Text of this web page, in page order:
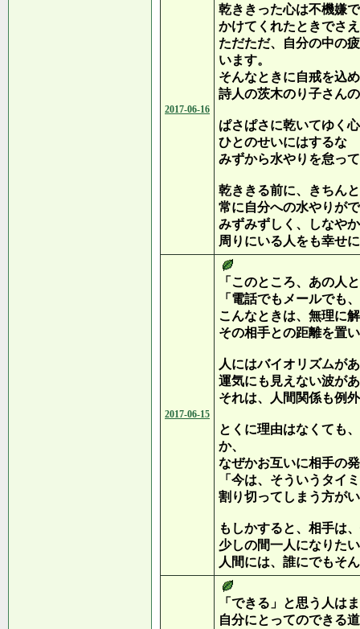
2017-06-16
乾ききった心は不機嫌
かけてくれたときでさ
ただただ、自分の中の
います。
そんなときに自戒を込
詩人の茨木のり子さん
ぱさぱさに乾いてゆく
ひとのせいにはするな
みずから水やりを怠っ
乾ききる前に、きちん
常に自分への水やりが
みずみずしく、しなや
周りにいる人をも幸せ
2017-06-15
「このところ、あの人
「電話でもメールでも
こんなときは、無理に
その相手との距離を置
人にはバイオリズムが
運気にも見えない波が
それは、人間関係も例
とくに理由はなくても
か、
なぜかお互いに相手の
「今は、そういうタイ
割り切ってしまう方が
もしかすると、相手は
少しの間一人になりた
人間には、誰にでもそ
「できる」と思う人は
自分にとってのできる